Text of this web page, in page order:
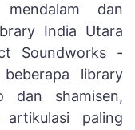
dan
India Utara
Soundworks -
library
dan shamisen,
artikulasi paling